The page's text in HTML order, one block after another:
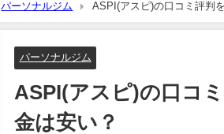
パーソナルジム ASPI(アスピ)の口コミ評判
パーソナルジム
ASPI(アスピ)の口コ
金は安い？